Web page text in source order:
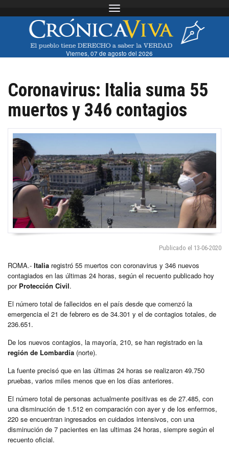
Toggle navigation
Viernes, 07 de agosto del 2026
Coronavirus: Italia suma 55
muertos y 346 contagios
Publicado el 13-06-2020
ROMA.- Italia registró 55 muertos con coronavirus y 346 nuevos
contagiados en las últimas 24 horas, según el recuento publicado hoy
por Protección Civil.
El número total de fallecidos en el país desde que comenzó la
emergencia el 21 de febrero es de 34.301 y el de contagios totales, de
236.651.
De los nuevos contagios, la mayoría, 210, se han registrado en la
región de Lombardía (norte).
La fuente precisó que en las últimas 24 horas se realizaron 49.750
pruebas, varios miles menos que en los días anteriores.
El número total de personas actualmente positivas es de 27.485, con
una disminución de 1.512 en comparación con ayer y de los enfermos,
220 se encuentran ingresados en cuidados intensivos, con una
disminución de 7 pacientes en las ultimas 24 horas, siempre según el
recuento oficial.